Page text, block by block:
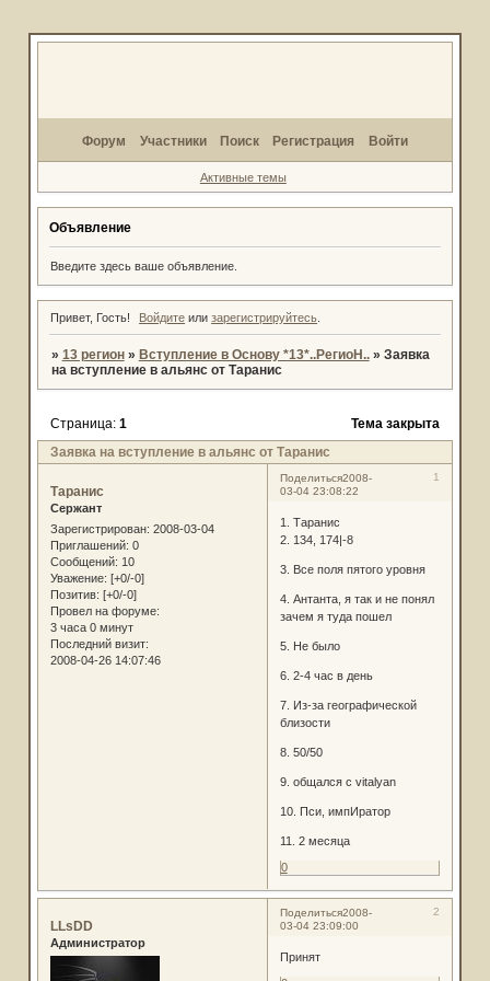
Форум Участники Поиск Регистрация Войти
Активные темы
Объявление
Введите здесь ваше объявление.
Привет, Гость! Войдите илизарегистрируйтесь
» 13 регион » Вступление в Основу *13*..РегиоН.. » Заявка
на вступление в альянс от Таранис
Заявка на вступление в альянс от Таранис
Страница: 1 Тема закрыта
Поделиться 1
2008-
03-04 23:08:22
Таранис
Сержант
Зарегистрирован: 2008-03-04
Приглашений: 0
Сообщений: 10
Уважение: [+0/-0]
Позитив: [+0/-0]
Провел на форуме:
3 часа 0 минут
Последний визит:
2008-04-26 14:07:46
1. Таранис
2. 134, 174|-8
3. Все поля пятого уровня
4. Антанта, я так и не понял
зачем я туда пошел
5. Не было
6. 2-4 час в день
7. Из-за географической
близости
8. 50/50
9. общался с vitalyan
10. Пси, импИратор
11. 2 месяца
0
Поделиться 2
2008-
03-04 23:09:00
LLsDD
Администратор
Принят